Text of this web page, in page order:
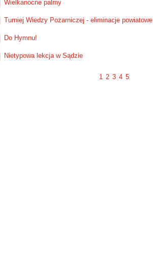
Wielkanocne palmy
Turniej Wiedzy Pożarniczej - eliminacje powiatowe
Do Hymnu!
Nietypowa lekcja w Sądzie
1 2 3 4 5